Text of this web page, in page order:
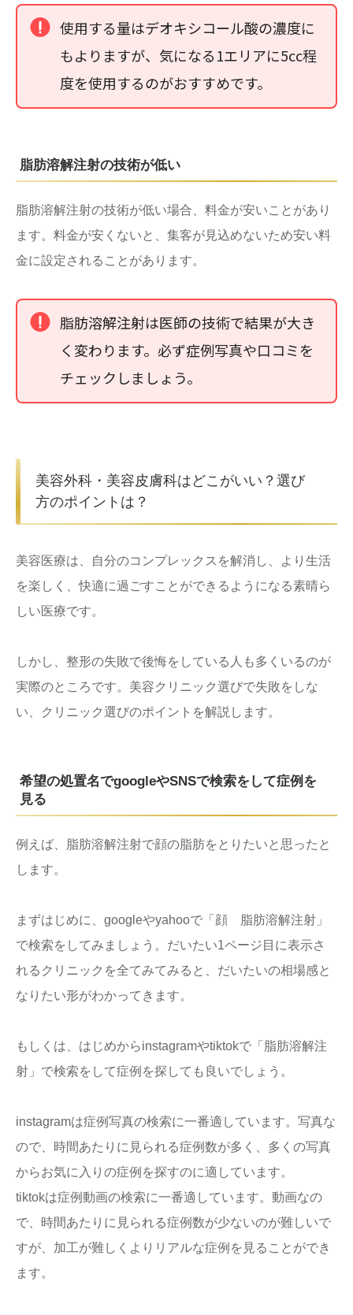
使用する量はデオキシコール酸の濃度に
もよりますが、気になる1エリアに5cc程
度を使用するのがおすすめです。
脂肪溶解注射の技術が低い
脂肪溶解注射の技術が低い場合、料金が安いことがあり
ます。料金が安くないと、集客が見込めないため安い料
金に設定されることがあります。
脂肪溶解注射は医師の技術で結果が大き
く変わります。必ず症例写真や口コミを
チェックしましょう。
美容外科・美容皮膚科はどこがいい？選び
方のポイントは？
美容医療は、自分のコンプレックスを解消し、より生活
を楽しく、快適に過ごすことができるようになる素晴ら
しい医療です。
しかし、整形の失敗で後悔をしている人も多くいるのが
実際のところです。美容クリニック選びで失敗をしな
い、クリニック選びのポイントを解説します。
希望の処置名でgoogleやSNSで検索をして症例を
見る
例えば、脂肪溶解注射で顔の脂肪をとりたいと思ったと
します。
まずはじめに、googleやyahooで「顔 脂肪溶解注射」
で検索をしてみましょう。だいたい1ページ目に表示さ
れるクリニックを全てみてみると、だいたいの相場感と
なりたい形がわかってきます。
もしくは、はじめからinstagramやtiktokで「脂肪溶解注
射」で検索をして症例を探しても良いでしょう。
instagramは症例写真の検索に一番適しています。写真な
ので、時間あたりに見られる症例数が多く、多くの写真
からお気に入りの症例を探すのに適しています。
tiktokは症例動画の検索に一番適しています。動画なの
で、時間あたりに見られる症例数が少ないのが難しいで
すが、加工が難しくよりリアルな症例を見ることができ
ます。